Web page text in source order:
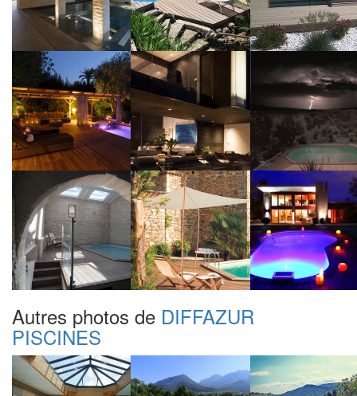
Autres photos de DIFFAZUR
PISCINES